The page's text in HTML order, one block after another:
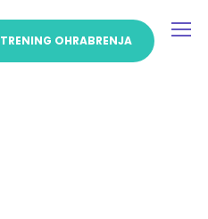
TRENING OHRABRENJA